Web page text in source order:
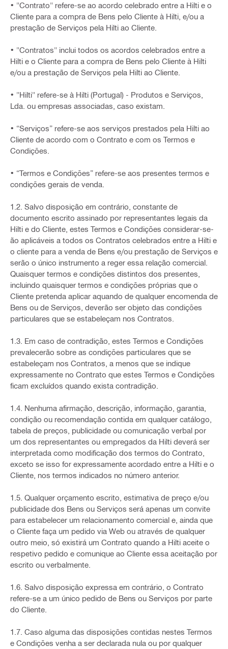
• "Contrato" refere-se ao acordo celebrado entre a Hilti e o
Cliente para a compra de Bens pelo Cliente à Hilti, e/ou a
prestação de Serviços pela Hilti ao Cliente.
• "Contratos" inclui todos os acordos celebrados entre a
Hilti e o Cliente para a compra de Bens pelo Cliente à Hilti
e/ou a prestação de Serviços pela Hilti ao Cliente.
• "Hilti" refere-se à Hilti (Portugal) - Produtos e Serviços,
Lda. ou empresas associadas, caso existam.
• “Serviços” refere-se aos serviços prestados pela Hilti ao
Cliente de acordo com o Contrato e com os Termos e
Condições.
• “Termos e Condições” refere-se aos presentes termos e
condições gerais de venda.
1.2. Salvo disposição em contrário, constante de
documento escrito assinado por representantes legais da
Hilti e do Cliente, estes Termos e Condições considerar-se-
ão aplicáveis a todos os Contratos celebrados entre a Hilti e
o cliente para a venda de Bens e/ou prestação de Serviços e
serão o único instrumento a reger essa relação comercial.
Quaisquer termos e condições distintos dos presentes,
incluindo quaisquer termos e condições próprias que o
Cliente pretenda aplicar aquando de qualquer encomenda de
Bens ou de Serviços, deverão ser objeto das condições
particulares que se estabeleçam nos Contratos.
1.3. Em caso de contradição, estes Termos e Condições
prevalecerão sobre as condições particulares que se
estabeleçam nos Contratos, a menos que se indique
expressamente no Contrato que estes Termos e Condições
ficam excluídos quando exista contradição.
1.4. Nenhuma afirmação, descrição, informação, garantia,
condição ou recomendação contida em qualquer catálogo,
tabela de preços, publicidade ou comunicação verbal por
um dos representantes ou empregados da Hilti deverá ser
interpretada como modificação dos termos do Contrato,
exceto se isso for expressamente acordado entre a Hilti e o
Cliente, nos termos indicados no número anterior.
1.5. Qualquer orçamento escrito, estimativa de preço e/ou
publicidade dos Bens ou Serviços será apenas um convite
para estabelecer um relacionamento comercial e, ainda que
o Cliente faça um pedido via Web ou através de qualquer
outro meio, só existirá um Contrato quando a Hilti aceite o
respetivo pedido e comunique ao Cliente essa aceitação por
escrito ou verbalmente.
1.6. Salvo disposição expressa em contrário, o Contrato
refere-se a um único pedido de Bens ou Serviços por parte
do Cliente.
1.7. Caso alguma das disposições contidas nestes Termos
e Condições venha a ser declarada nula ou por qualquer